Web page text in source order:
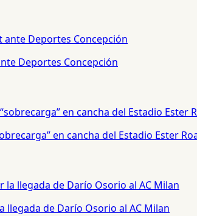
Deportes Concepción
en cancha del Estadio Ester
llegada de Darío Osorio al AC Milan